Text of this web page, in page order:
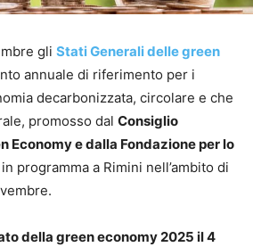
gli Stati Generali delle green
annuale di riferimento per i
decarbonizzata, circolare e che
promosso dal Consiglio
Economy e dalla Fondazione per lo
in programma a Rimini nell’ambito di
della green economy 2025 il 4